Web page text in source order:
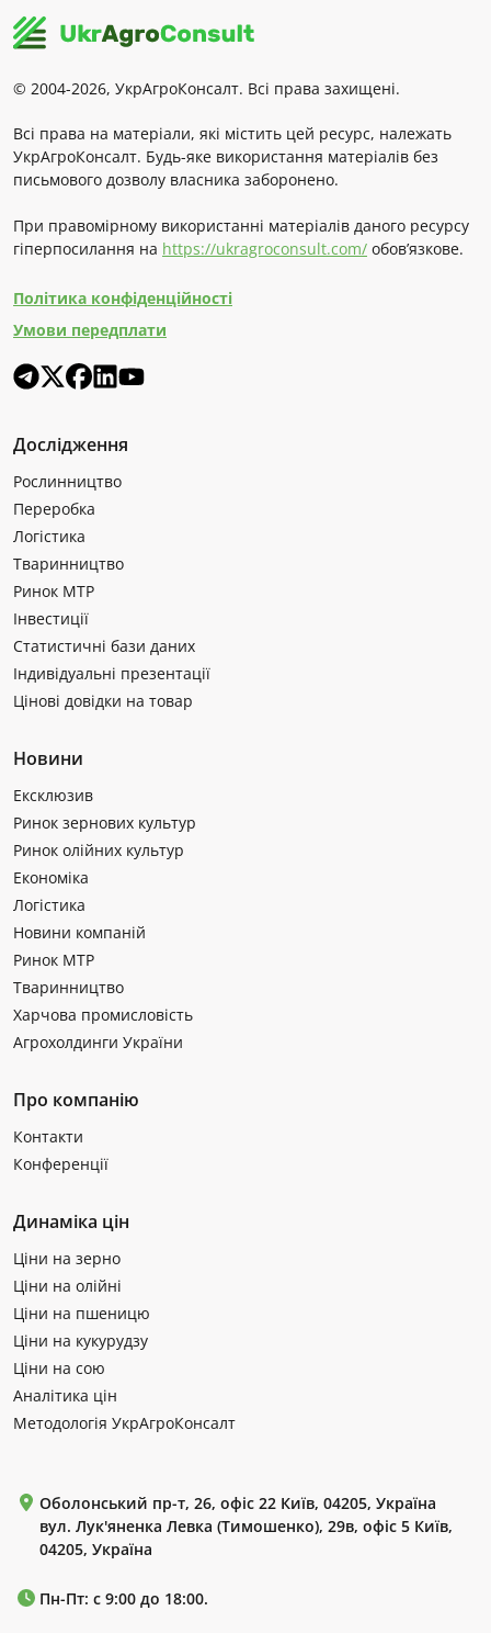
© 2004-2026, УкрАгроКонсалт. Всі права захищені.
Всі права на матеріали, які містить цей ресурс, належать
УкрАгроКонсалт. Будь-яке використання матеріалів без
письмового дозволу власника заборонено.
При правомірному використанні матеріалів даного ресурсу
гіперпосилання на https://ukragroconsult.com/ обов’язкове.
Політика конфіденційності
Умови передплати
Дослідження
Рослинництво
Переробка
Логістика
Тваринництво
Ринок МТР
Інвестиції
Статистичні бази даних
Індивідуальні презентації
Цінові довідки на товар
Новини
Ексклюзив
Ринок зернових культур
Ринок олійних культур
Економіка
Логістика
Новини компаній
Ринок МТР
Тваринництво
Харчова промисловість
Агрохолдинги України
Про компанію
Контакти
Конференції
Динаміка цін
Ціни на зерно
Ціни на олійні
Ціни на пшеницю
Ціни на кукурудзу
Ціни на сою
Аналітика цін
Методологія УкрАгроКонсалт
Оболонський пр-т, 26, офіс 22 Київ, 04205, Україна
вул. Лук'яненка Левка (Тимошенко), 29в, офіс 5 Київ,
04205, Україна
Пн-Пт: с 9:00 до 18:00.